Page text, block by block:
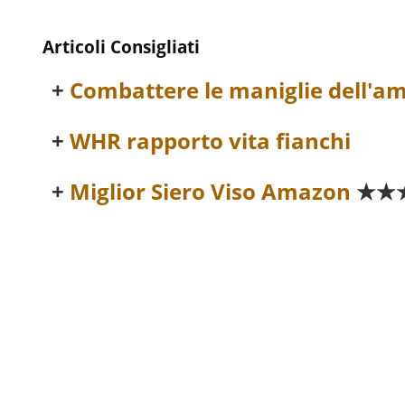
Articoli Consigliati
Combattere le maniglie
WHR rapporto vita fianchi
Miglior Siero Viso Amazon